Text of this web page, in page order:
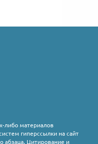
либо материалов
гиперссылки на сайт
абзаца. Цитирование и